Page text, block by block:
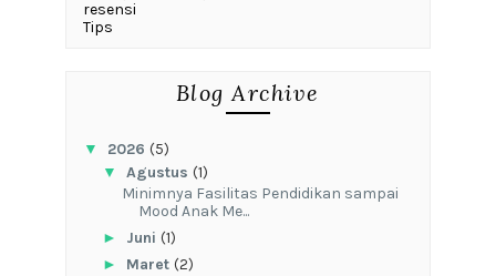
resensi
Tips
Blog Archive
▼ 2026 (5)
▼ Agustus (1)
‎Minimnya Fasilitas Pendidikan sampai
Mood Anak Me...
► Juni (1)
► Maret (2)